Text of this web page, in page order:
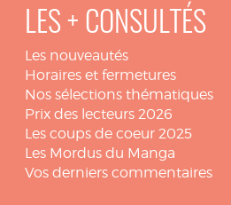
LES + CONSULTÉS
Les nouveautés
Horaires et fermetures
Nos sélections thématiques
Prix des lecteurs 2026
Les coups de coeur 2025
Les Mordus du Manga
Vos derniers commentaires